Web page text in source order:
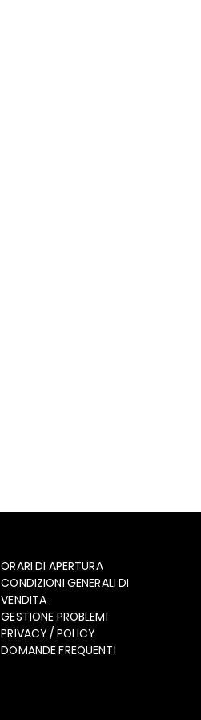
ORARI DI APERTURA
CONDIZIONI GENERALI DI
VENDITA
GESTIONE PROBLEMI
PRIVACY / POLICY
DOMANDE FREQUENTI